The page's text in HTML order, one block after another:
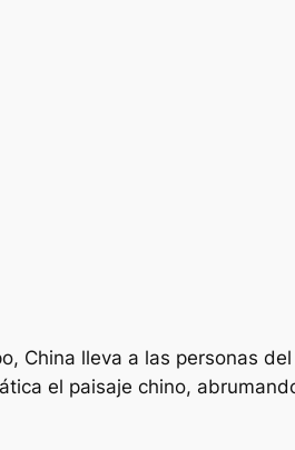
China lleva a las personas
el paisaje chino,